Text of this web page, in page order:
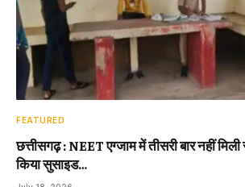
FEATURED
छत्तीसगढ़ : NEET एग्जाम में तीसरी बार नहीं
किया सुसाइड…